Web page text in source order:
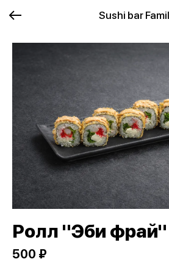
Sushi bar
Ролл "Эби фрай"
500 ₽